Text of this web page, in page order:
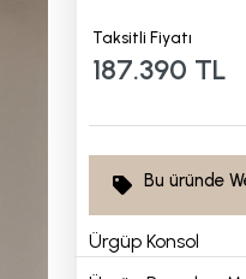
Taksitli Fiyatı
187.390 TL
Bu üründe
Ürgüp Konsol